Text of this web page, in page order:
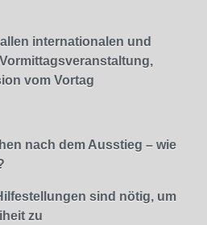
internationalen und
vom Vortag
nach dem Ausstieg – wie
sind nötig, um
zu